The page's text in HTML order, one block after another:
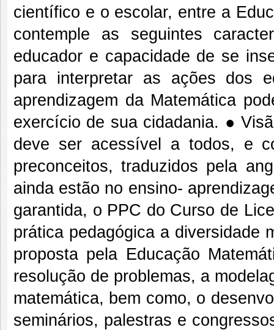
científico e o escolar, entre a
contemple as seguintes
educador e capacidade de se
para interpretar as ações dos
aprendizagem da Matemática
exercício de sua cidadania. ●
deve ser acessível a todos, e
preconceitos, traduzidos pela
ainda estão no ensino-
garantida, o PPC do Curso de
prática pedagógica a diversidade
proposta pela Educação
resolução de problemas, a
matemática, bem como, o
seminários, palestras e